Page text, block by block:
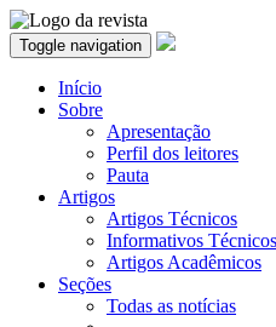
Toggle navigation
Início
Sobre
Apresentação
Perfil dos leitores
Pauta
Artigos
Artigos Técnicos
Informativos Técnicos
Artigos Acadêmicos
Seções
Todas as notícias